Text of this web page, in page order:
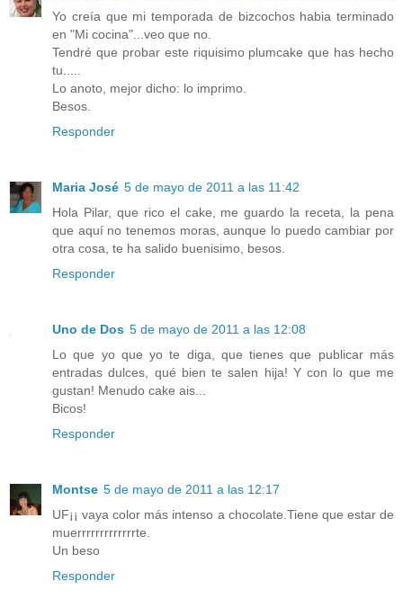
Yo creía que mi temporada de bizcochos habia terminado
en "Mi cocina"...veo que no.
Tendré que probar este riquisimo plumcake que has hecho
tu.....
Lo anoto, mejor dicho: lo imprimo.
Besos.
Responder
Maria José 5 de mayo de 2011 a las 11:42
Hola Pilar, que rico el cake, me guardo la receta, la pena
que aquí no tenemos moras, aunque lo puedo cambiar por
otra cosa, te ha salido buenisimo, besos.
Responder
Uno de Dos 5 de mayo de 2011 a las 12:08
Lo que yo que yo te diga, que tienes que publicar más
entradas dulces, qué bien te salen hija! Y con lo que me
gustan! Menudo cake ais...
Bicos!
Responder
Montse 5 de mayo de 2011 a las 12:17
UF¡¡ vaya color más intenso a chocolate.Tiene que estar de
muerrrrrrrrrrrrrte.
Un beso
Responder